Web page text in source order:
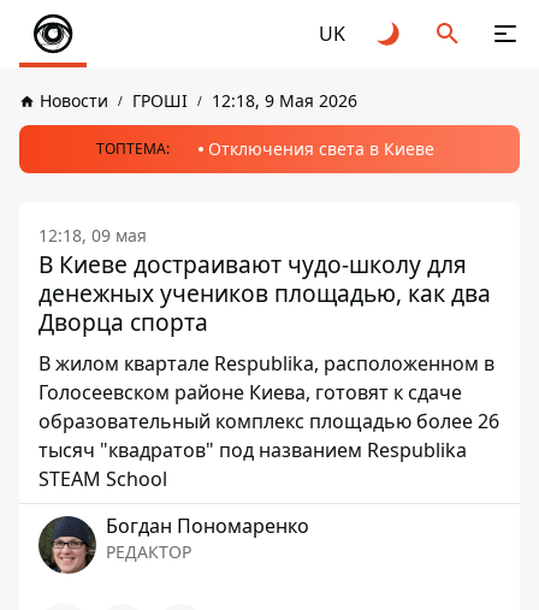
UK
Новости ГРОШІ 12:18, 9 Мая 2026
ТОПТЕМА: Отключения света в Киеве
12:18, 09 мая
В Киеве достраивают чудо-школу для
денежных учеников площадью, как два
Дворца спорта
В жилом квартале Respublika, расположенном в
Голосеевском районе Киева, готовят к сдаче
образовательный комплекс площадью более 26
тысяч "квадратов" под названием Respublika
STEAM School
Богдан Пономаренко
РЕДАКТОР